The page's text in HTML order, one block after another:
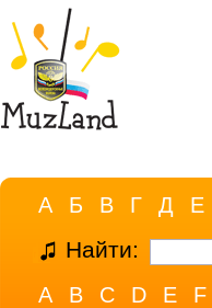
А Б В Г Д Е
Найти:
A B C D E F